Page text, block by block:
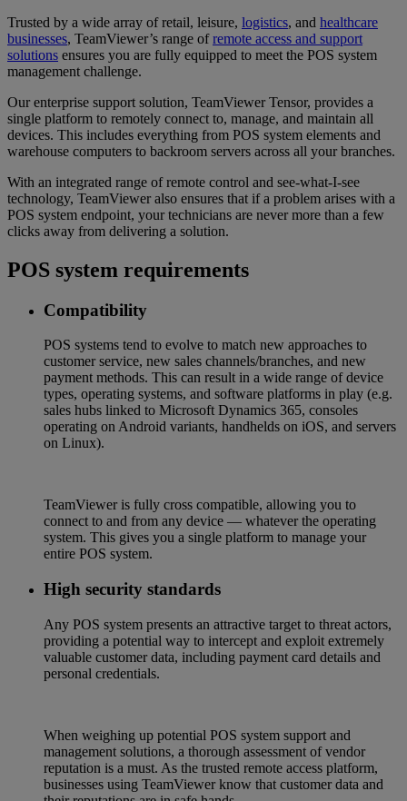
Trusted by a wide array of retail, leisure, logistics, and healthcare
businesses, TeamViewer’s range ofremote access and support
solutions ensures you are fully equipped to meet the POS system
management challenge.
Our enterprise support solution, TeamViewer Tensor, provides a
single platform to remotely connect to, manage, and maintain all
devices. This includes everything from POS system elements and
warehouse computers to backroom servers across all your branches.
With an integrated range of remote control and see-what-I-see
technology, TeamViewer also ensures that if a problem arises with a
POS system endpoint, your technicians are never more than a few
clicks away from delivering a solution.
POS system requirements
Compatibility
POS systems tend to evolve to match new approaches to
customer service, new sales channels/branches, and new
payment methods. This can result in a wide range of device
types, operating systems, and software platforms in play (e.g.
sales hubs linked to Microsoft Dynamics 365, consoles
operating on Android variants, handhelds on iOS, and servers
on Linux).
TeamViewer is fully cross compatible, allowing you to
connect to and from any device — whatever the operating
system. This gives you a single platform to manage your
entire POS system.
High security standards
Any POS system presents an attractive target to threat actors,
providing a potential way to intercept and exploit extremely
valuable customer data, including payment card details and
personal credentials.
When weighing up potential POS system support and
management solutions, a thorough assessment of vendor
reputation is a must. As the trusted remote access platform,
businesses using TeamViewer know that customer data and